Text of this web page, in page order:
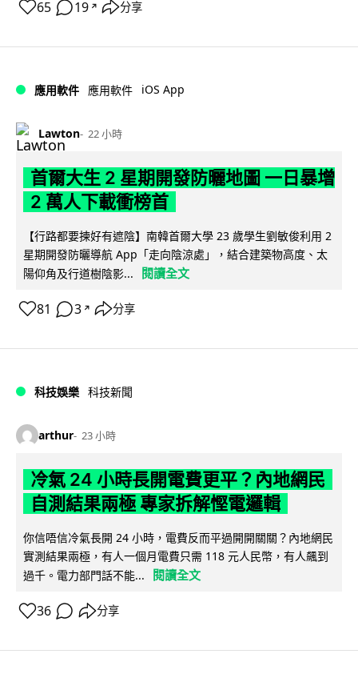
65 19 ↗ 分享
應用軟件 應用軟件 iOS App
Lawton 22 小時
首爾大生 2 星期開發防曬地圖 一日暴增
2 萬人下載衝榜首
【行路都要揀好有遮陰】南韓首爾大學 23 歲學生劉敏俊利用 2
星期開發防曬導航 App「走向陰涼處」，結合建築物高度、太
陽仰角及行道樹陰影...
閱讀全文
81 3 ↗ 分享
科技娛樂 科技新聞
arthur 23 小時
冷氣 24 小時長開電費更平？內地網民
自測結果兩極 專家拆解慳電邏輯
你信唔信冷氣長開 24 小時，電費反而平過開開關關？內地網民
實測結果兩極，有人一個月電費只需 118 元人民幣，有人飆到
過千。電力部門話不能...
閱讀全文
36 分享